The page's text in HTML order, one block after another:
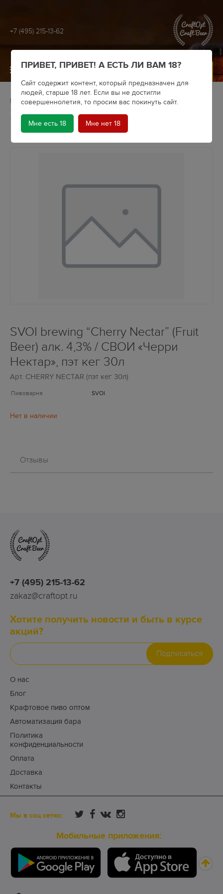
+7 (495) 215-13-62
МЕНЮ
Главная Крафтовое пиво Пивоварни
СВОИ
«Черри Нектар», пэт кег 30л
SVOI brewing “Cherry Nectar” (Fruit
Beer) алк. 4,3% / СВОИ «Черри
Нектар», пэт кег 30л
Арт. CHERRY NECTAR (пэт кег 30л)
Пивоварня SVOI
Отзывы
+7 (495) 215-13-62
zakaz@craftopt.ru
Хотите получить новости и быть в курсе
акций?
Подписаться
О нас
Блог
Крафтовое пиво оптом
Автоматизация бара
Политика
конфиденциальности
Оплата
Доставка
Контакты
Мы в соц сетях:
Мобильные приложения:
ПРИВЕТ, ПРИВЕТ! А ЕСТЬ ЛИ ВАМ 18?
Сайт содержит контент, который предназначен для
людей, старше 18 лет. Если вы не достигли
совершеннолетия, то просим вас покинуть сайт.
Мне есть 18 Мне нет 18